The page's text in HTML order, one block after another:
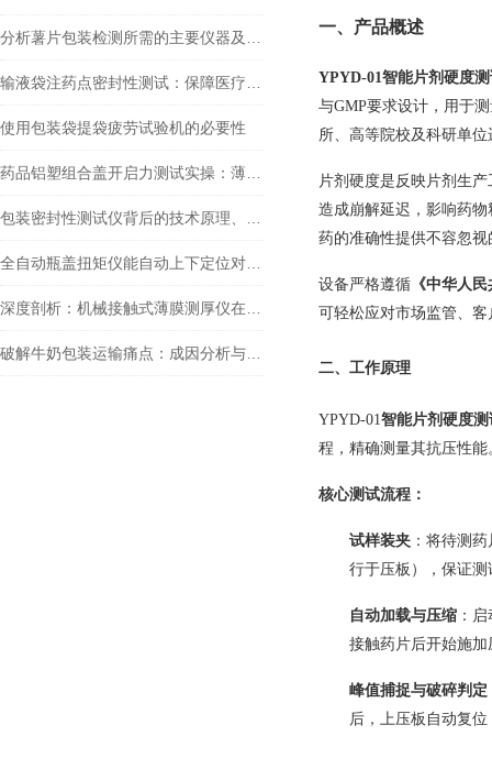
使用包装袋提袋疲劳试验机的必要性
一、产品概述
YPYD-01智能片剂硬度
与GMP要求设计，用于
所、高等院校及科研单
片剂硬度是反映片剂生
造成崩解延迟，影响药
药的准确性提供不容忽
设备严格遵循 《中华人
可轻松应对市场监管、
二、工作原理
YPYD-01智能片剂硬度测
程，精确测量其抗压性能
核心测试流程：
试样装夹 ：将待测
行于压板），保证测
自动加载与压缩 ：
接触药片后开始施
峰值捕捉与破碎判定
后，上压板自动复